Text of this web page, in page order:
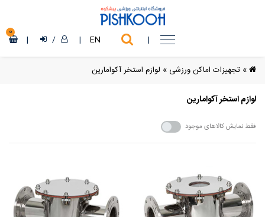
|
EN
|
/
|
0
» تجهیزات اماکن ورزشی » لوازم استخر آکوامارین
لوازم استخر آکوامارین
فقط نمایش کالاهای موجود